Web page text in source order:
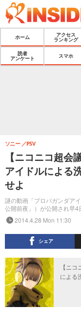
ホーム
アクセス
ランキング
読者
アンケート
スマホ
【ニコニコ超会
アイドルによる
せよ
謎の動画「プロパガンダア
公開前夜」）が公開され早4
ソニー PSV
2014.4.28 Mon 11:30
シェア
【ニ
による